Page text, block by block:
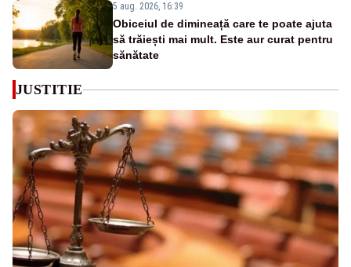
5 aug. 2026, 16:39
Obiceiul de dimineață care te poate ajuta
să trăiești mai mult. Este aur curat pentru
sănătate
JUSTITIE